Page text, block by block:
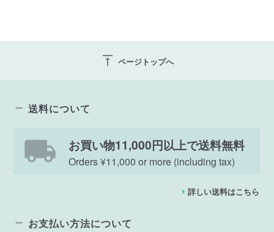
vertical_align_top ページトップへ
送料について
お買い物11,000円以上で送料無料
Orders ¥11,000 or more (including tax)
詳しい送料はこちら
お支払い方法について